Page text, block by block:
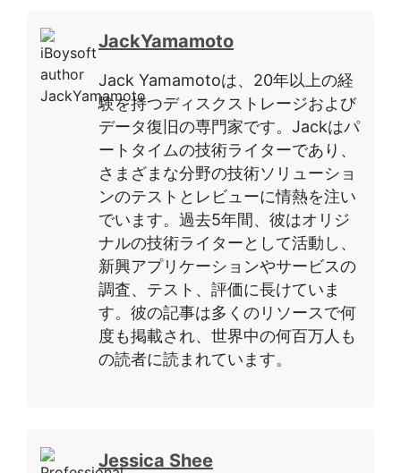
JackYamamoto
Jack Yamamotoは、20年以上の経
験を持つディスクストレージおよび
データ復旧の専門家です。Jackはパ
ートタイムの技術ライターであり、
さまざまな分野の技術ソリューショ
ンのテストとレビューに情熱を注い
でいます。過去5年間、彼はオリジ
ナルの技術ライターとして活動し、
新興アプリケーションやサービスの
調査、テスト、評価に長けていま
す。彼の記事は多くのリソースで何
度も掲載され、世界中の何百万人も
の読者に読まれています。
Jessica Shee